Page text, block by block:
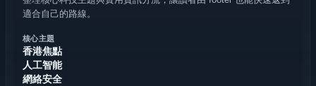
適合自己的路線。
核心主題
香港焦點
人工智能
網絡安全